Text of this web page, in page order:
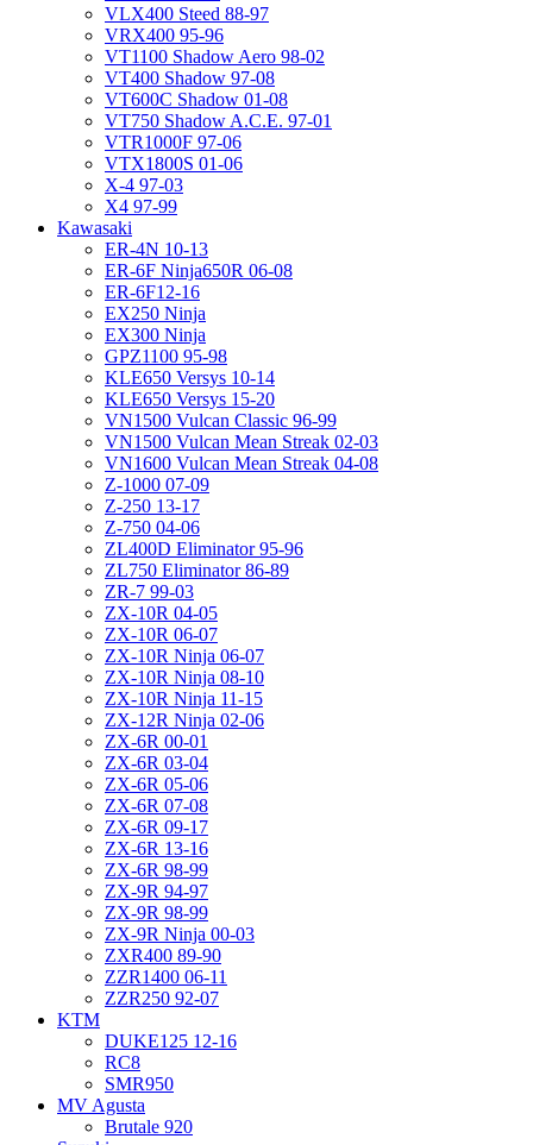
VLX400 Steed 88-97
VRX400 95-96
VT1100 Shadow Aero 98-02
VT400 Shadow 97-08
VT600C Shadow 01-08
VT750 Shadow A.C.E. 97-01
VTR1000F 97-06
VTX1800S 01-06
X-4 97-03
X4 97-99
Kawasaki
ER-4N 10-13
ER-6F Ninja650R 06-08
ER-6F12-16
EX250 Ninja
EX300 Ninja
GPZ1100 95-98
KLE650 Versys 10-14
KLE650 Versys 15-20
VN1500 Vulcan Classic 96-99
VN1500 Vulcan Mean Streak 02-03
VN1600 Vulcan Mean Streak 04-08
Z-1000 07-09
Z-250 13-17
Z-750 04-06
ZL400D Eliminator 95-96
ZL750 Eliminator 86-89
ZR-7 99-03
ZX-10R 04-05
ZX-10R 06-07
ZX-10R Ninja 06-07
ZX-10R Ninja 08-10
ZX-10R Ninja 11-15
ZX-12R Ninja 02-06
ZX-6R 00-01
ZX-6R 03-04
ZX-6R 05-06
ZX-6R 07-08
ZX-6R 09-17
ZX-6R 13-16
ZX-6R 98-99
ZX-9R 94-97
ZX-9R 98-99
ZX-9R Ninja 00-03
ZXR400 89-90
ZZR1400 06-11
ZZR250 92-07
KTM
DUKE125 12-16
RC8
SMR950
MV Agusta
Brutale 920